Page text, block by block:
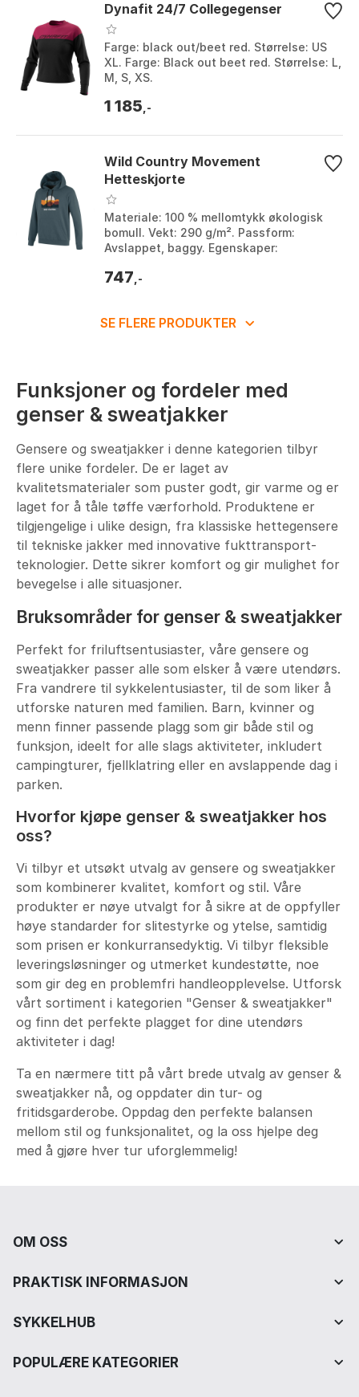
Dynafit 24/7 Collegegenser
Farge: black out/beet red. Størrelse: US
XL. Farge: Black out beet red. Størrelse: L,
M, S, XS.
1 185 ,-
Wild Country Movement
Hetteskjorte
Materiale: 100 % mellomtykk økologisk
bomull. Vekt: 290 g/m². Passform:
Avslappet, baggy. Egenskaper:
ribbestrikket kant og man...
747 ,-
SE FLERE PRODUKTER
Funksjoner og fordeler med
genser & sweatjakker
Gensere og sweatjakker i denne kategorien tilbyr
flere unike fordeler. De er laget av
kvalitetsmaterialer som puster godt, gir varme og er
laget for å tåle tøffe værforhold. Produktene er
tilgjengelige i ulike design, fra klassiske hettegensere
til tekniske jakker med innovative fukttransport-
teknologier. Dette sikrer komfort og gir mulighet for
bevegelse i alle situasjoner.
Bruksområder for genser & sweatjakker
Perfekt for friluftsentusiaster, våre gensere og
sweatjakker passer alle som elsker å være utendørs.
Fra vandrere til sykkelentusiaster, til de som liker å
utforske naturen med familien. Barn, kvinner og
menn finner passende plagg som gir både stil og
funksjon, ideelt for alle slags aktiviteter, inkludert
campingturer, fjellklatring eller en avslappende dag i
parken.
Hvorfor kjøpe genser & sweatjakker hos
oss?
Vi tilbyr et utsøkt utvalg av gensere og sweatjakker
som kombinerer kvalitet, komfort og stil. Våre
produkter er nøye utvalgt for å sikre at de oppfyller
høye standarder for slitestyrke og ytelse, samtidig
som prisen er konkurransedyktig. Vi tilbyr fleksible
leveringsløsninger og utmerket kundestøtte, noe
som gir deg en problemfri handleopplevelse. Utforsk
vårt sortiment i kategorien "Genser & sweatjakker"
og finn det perfekte plagget for dine utendørs
aktiviteter i dag!
Ta en nærmere titt på vårt brede utvalg av genser &
sweatjakker nå, og oppdater din tur- og
fritidsgarderobe. Oppdag den perfekte balansen
mellom stil og funksjonalitet, og la oss hjelpe deg
med å gjøre hver tur uforglemmelig!
OM OSS
PRAKTISK INFORMASJON
SYKKELHUB
POPULÆRE KATEGORIER